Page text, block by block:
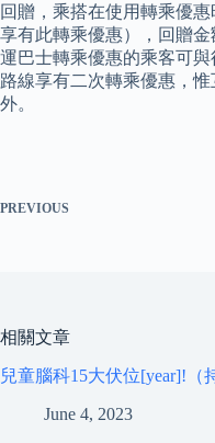
回贈，乘搭在使用轉乘優
享有此轉乘優惠），回贈
運巴士轉乘優惠的乘客可
路線享有二次轉乘優惠，
外。
PREVIOUS
相關文章
兒童腦科15大伏位[year]!（
June 4, 2023